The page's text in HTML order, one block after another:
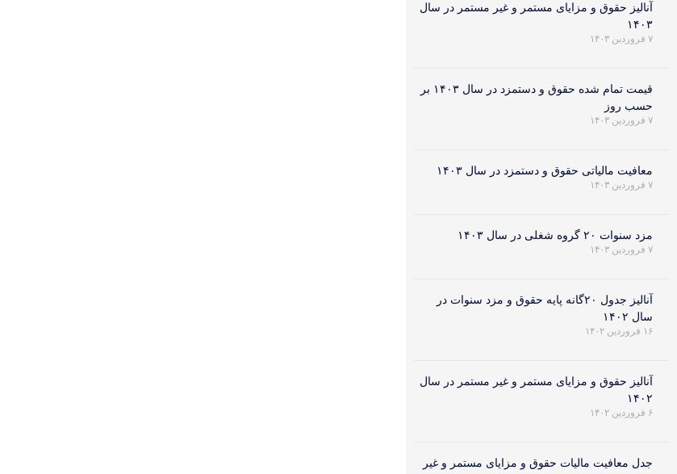
آنالیز حقوق و مزایای مستمر و غیر مستمر در سال
۱۴۰۳
۷ فروردین ۱۴۰۳
قیمت تمام شده حقوق و دستمزد در سال ۱۴۰۳ بر
حسب روز
۷ فروردین ۱۴۰۳
معافیت مالیاتی حقوق و دستمزد در سال ۱۴۰۳
۷ فروردین ۱۴۰۳
مزد سنوات ۲۰ گروه شغلی در سال ۱۴۰۳
۷ فروردین ۱۴۰۳
آنالیز جدول ۲۰گانه پایه حقوق و مزد سنوات در
سال ۱۴۰۲
۱۶ فروردین ۱۴۰۲
آنالیز حقوق و مزایای مستمر و غیر مستمر در سال
۱۴۰۲
۶ فروردین ۱۴۰۲
جدل معافیت مالیات حقوق و مزایای مستمر و غیر